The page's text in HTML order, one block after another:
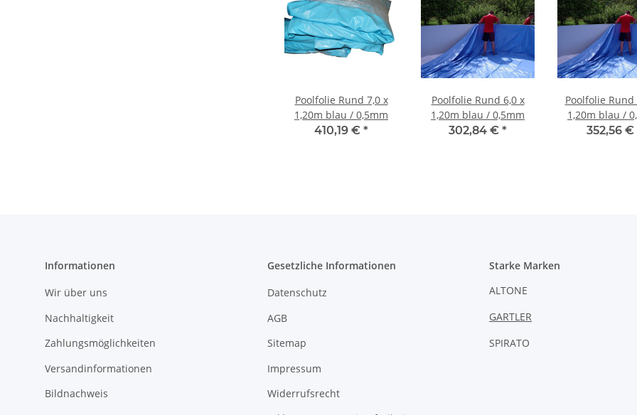
Poolfolie Rund 7,0 x
1,20m blau / 0,5mm
410,19 € *
Poolfolie Rund 6,0 x
1,20m blau / 0,5mm
302,84 € *
Poolfolie Rund
1,20m blau /
352,56 €
Informationen
Wir über uns
Nachhaltigkeit
Zahlungsmöglichkeiten
Versandinformationen
Bildnachweis
Gesetzliche Informationen
Datenschutz
AGB
Sitemap
Impressum
Widerrufsrecht
Starke Marken
ALTONE
GARTLER
SPIRATO